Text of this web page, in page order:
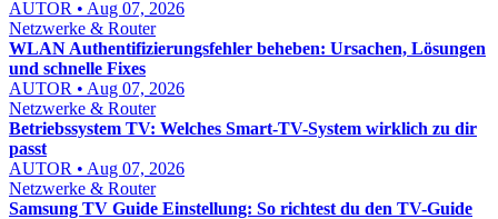
AUTOR • Aug 07, 2026
Netzwerke & Router
WLAN Authentifizierungsfehler beheben: Ursachen, Lösungen
und schnelle Fixes
AUTOR • Aug 07, 2026
Netzwerke & Router
Betriebssystem TV: Welches Smart-TV-System wirklich zu dir
passt
AUTOR • Aug 07, 2026
Netzwerke & Router
Samsung TV Guide Einstellung: So richtest du den TV-Guide